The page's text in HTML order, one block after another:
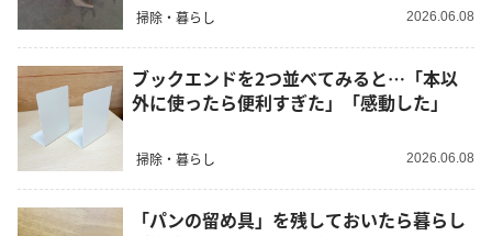
掃除・暮らし 2026.06.08
ブックエンドを2つ並べてみると…「本以
外に使ったら便利すぎた」「感動した」
掃除・暮らし 2026.06.08
「パンの留め具」を残しておいたら暮らし